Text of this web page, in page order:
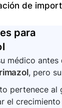
cercano.
de
para
para
médico
, pero
pertenece
el